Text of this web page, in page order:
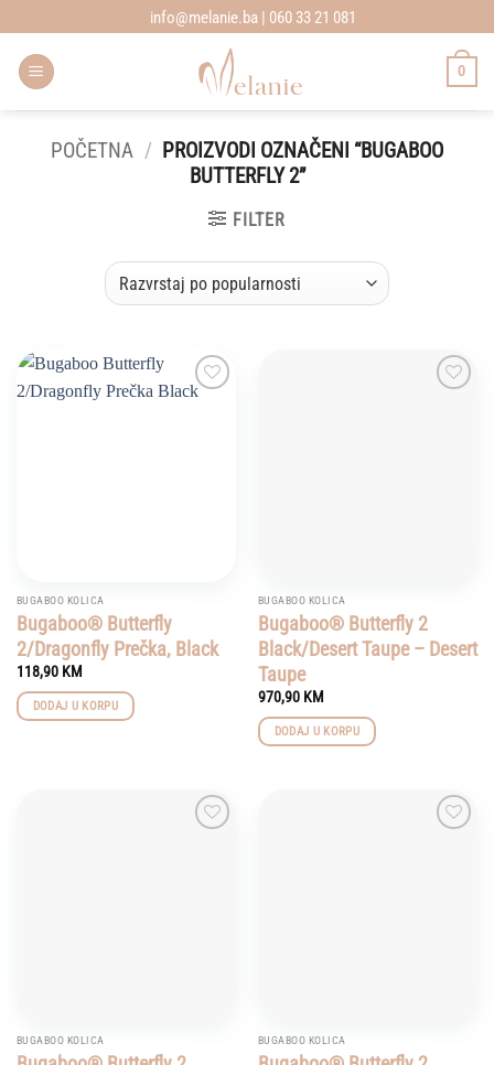
to
content
info@melanie.ba | 060 33 21 081
0
POČETNA / PROIZVODI OZNAČENI “BUGABOO
BUTTERFLY 2”
FILTER
BUGABOO KOLICA
Bugaboo® Butterfly
2/Dragonfly Prečka, Black
118,90 KM
DODAJ U KORPU
BUGABOO KOLICA
Bugaboo® Butterfly 2
Black/Desert Taupe – Desert
Taupe
970,90 KM
DODAJ U KORPU
BUGABOO KOLICA BUGABOO KOLICA